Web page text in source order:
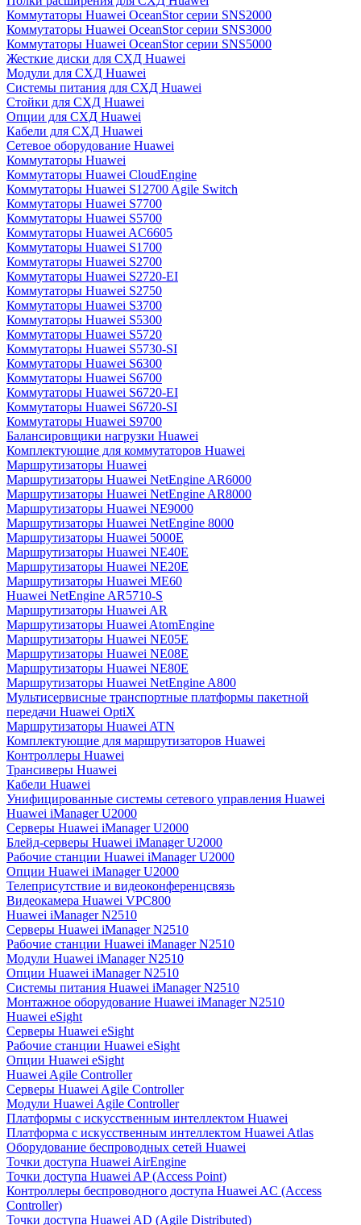
Коммутаторы Huawei OceanStor серии SNS2000
Коммутаторы Huawei OceanStor серии SNS3000
Коммутаторы Huawei OceanStor серии SNS5000
Жесткие диски для СХД Huawei
Модули для СХД Huawei
Системы питания для СХД Huawei
Стойки для СХД Huawei
Опции для СХД Huawei
Кабели для СХД Huawei
Сетевое оборудование Huawei
Коммутаторы Huawei
Коммутаторы Huawei CloudEngine
Коммутаторы Huawei S12700 Agile Switch
Коммутаторы Huawei S7700
Коммутаторы Huawei S5700
Коммутаторы Huawei AC6605
Коммутаторы Huawei S1700
Коммутаторы Huawei S2700
Коммутаторы Huawei S2720-EI
Коммутаторы Huawei S2750
Коммутаторы Huawei S3700
Коммутаторы Huawei S5300
Коммутаторы Huawei S5720
Коммутаторы Huawei S5730-SI
Коммутаторы Huawei S6300
Коммутаторы Huawei S6700
Коммутаторы Huawei S6720-EI
Коммутаторы Huawei S6720-SI
Коммутаторы Huawei S9700
Балансировщики нагрузки Huawei
Комплектующие для коммутаторов Huawei
Маршрутизаторы Huawei
Маршрутизаторы Huawei NetEngine AR6000
Маршрутизаторы Huawei NetEngine AR8000
Маршрутизаторы Huawei NE9000
Маршрутизаторы Huawei NetEngine 8000
Маршрутизаторы Huawei 5000E
Маршрутизаторы Huawei NE40E
Маршрутизаторы Huawei NE20E
Маршрутизаторы Huawei ME60
Huawei NetEngine AR5710-S
Маршрутизаторы Huawei AR
Маршрутизаторы Huawei AtomEngine
Маршрутизаторы Huawei NE05E
Маршрутизаторы Huawei NE08E
Маршрутизаторы Huawei NE80E
Маршрутизаторы Huawei NetEngine A800
Мультисервисные транспортные платформы пакетной
передачи Huawei OptiX
Маршрутизаторы Huawei ATN
Комплектующие для маршрутизаторов Huawei
Контроллеры Huawei
Трансиверы Huawei
Кабели Huawei
Унифицированные системы сетевого управления Huawei
Huawei iManager U2000
Серверы Huawei iManager U2000
Блейд-серверы Huawei iManager U2000
Рабочие станции Huawei iManager U2000
Опции Huawei iManager U2000
Телеприсутствие и видеоконференцсвязь
Видеокамера Huawei VPC800
Huawei iManager N2510
Серверы Huawei iManager N2510
Рабочие станции Huawei iManager N2510
Модули Huawei iManager N2510
Опции Huawei iManager N2510
Системы питания Huawei iManager N2510
Монтажное оборудование Huawei iManager N2510
Huawei eSight
Серверы Huawei eSight
Рабочие станции Huawei eSight
Опции Huawei eSight
Huawei Agile Controller
Серверы Huawei Agile Controller
Модули Huawei Agile Controller
Платформы с искусственным интеллектом Huawei
Платформа с искусственным интеллектом Huawei Atlas
Оборудование беспроводных сетей Huawei
Точки доступа Huawei AirEngine
Точки доступа Huawei AP (Access Point)
Контроллеры беспроводного доступа Huawei AC (Access
Controller)
Точки доступа Huawei AD (Agile Distributed)